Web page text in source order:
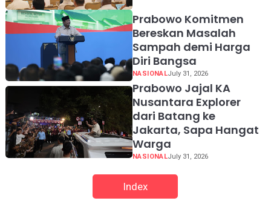
Prabowo Komitmen
Bereskan Masalah
Sampah demi Harga
Diri Bangsa
NASIONALJuly 31, 2026
Prabowo Jajal KA
Nusantara Explorer
dari Batang ke
Jakarta, Sapa Hangat
Warga
NASIONALJuly 31, 2026
Index